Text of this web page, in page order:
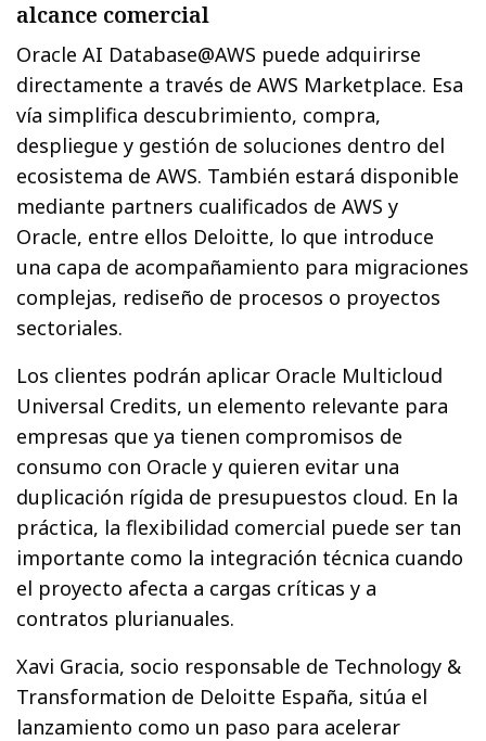
alcance comercial
Oracle AI Database@AWS puede adquirirse
directamente a través de AWS Marketplace. Esa
vía simplifica descubrimiento, compra,
despliegue y gestión de soluciones dentro del
ecosistema de AWS. También estará disponible
mediante partners cualificados de AWS y
Oracle, entre ellos Deloitte, lo que introduce
una capa de acompañamiento para migraciones
complejas, rediseño de procesos o proyectos
sectoriales.
Los clientes podrán aplicar Oracle Multicloud
Universal Credits, un elemento relevante para
empresas que ya tienen compromisos de
consumo con Oracle y quieren evitar una
duplicación rígida de presupuestos cloud. En la
práctica, la flexibilidad comercial puede ser tan
importante como la integración técnica cuando
el proyecto afecta a cargas críticas y a
contratos plurianuales.
Xavi Gracia, socio responsable de Technology &
Transformation de Deloitte España, sitúa el
lanzamiento como un paso para acelerar